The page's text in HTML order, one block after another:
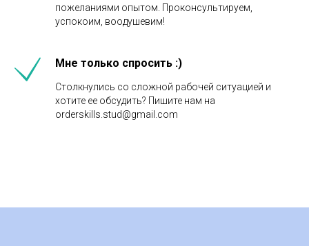
пожеланиями опытом. Проконсультируем,
успокоим, воодушевим!
Мне только спросить :)
Столкнулись со сложной рабочей ситуацией и
хотите ее обсудить? Пишите нам на
orderskills.stud@gmail.com